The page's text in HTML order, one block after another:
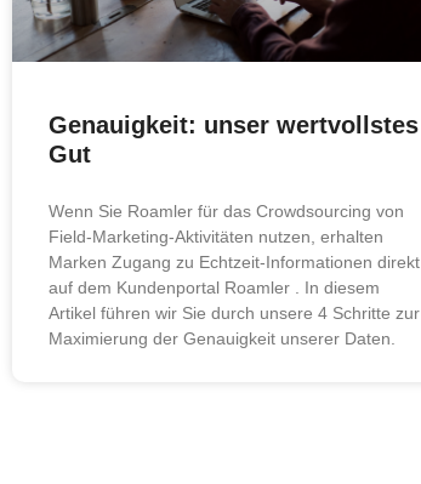
Genauigkeit: unser wertvollstes
Gut
Wenn Sie Roamler für das Crowdsourcing von
Field-Marketing-Aktivitäten nutzen, erhalten
Marken Zugang zu Echtzeit-Informationen direkt
auf dem Kundenportal Roamler . In diesem
Artikel führen wir Sie durch unsere 4 Schritte zur
Maximierung der Genauigkeit unserer Daten.